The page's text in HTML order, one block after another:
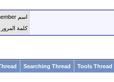
اسم member
كلمة المرور
Tools Thread
Searching Thread